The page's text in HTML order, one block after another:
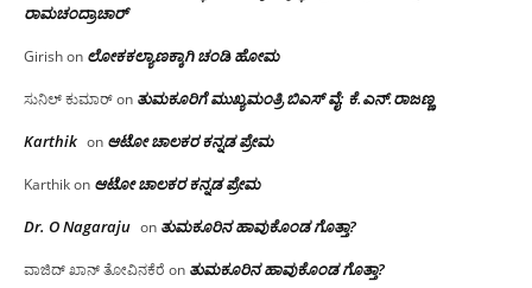
ರಾಮಚಂದ್ರಾಚಾರ್
Girishon ಲೋಕಕಲ್ಯಾಣಕ್ಕಾಗಿ ಚಂಡಿ ಹೋಮ
ಸುನಿಲ್ ಕುಮಾರ್on ತುಮಕೂರಿಗೆ ಮುಖ್ಯಮಂತ್ರಿ ಬಿಎಸ್ ವೈ: ಕೆ.ಎನ್.ರಾಜಣ್ಣ
Karthik on ಆಟೋ ಚಾಲಕರ ಕನ್ನಡ ಪ್ರೇಮ
Karthikon ಆಟೋ ಚಾಲಕರ ಕನ್ನಡ ಪ್ರೇಮ
Dr. O Nagaraju on ತುಮಕೂರಿನ ಹಾವುಕೊಂಡ ಗೊತ್ತಾ?
ವಾಜಿದ್ ಖಾನ್ ತೋವಿನಕೆರೆ on ತುಮಕೂರಿನ ಹಾವುಕೊಂಡ ಗೊತ್ತಾ?